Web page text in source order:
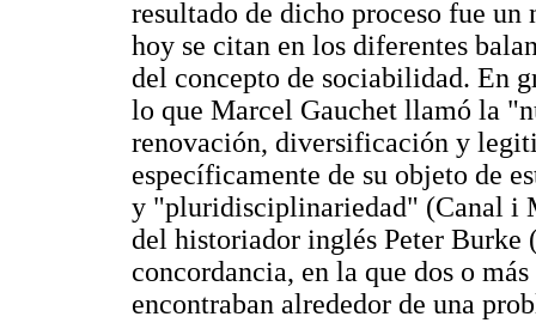
resultado de dicho proceso fue
hoy se citan en los diferentes
del concepto de sociabilidad. En
lo que Marcel Gauchet llamó la
renovación, diversificación y
específicamente de su objeto de
y "pluridisciplinariedad" (Canal i
del historiador inglés Peter Burke
concordancia, en la que dos o
encontraban alrededor de una